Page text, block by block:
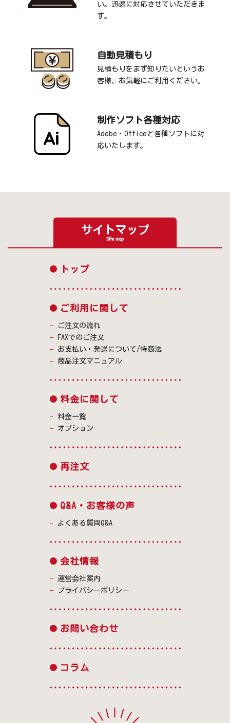
い。迅速に対応させていただきま
す。
自動見積もり
見積もりをまず知りたいというお
客様、お気軽にご利用ください。
制作ソフト各種対応
Adobe・Officeと各種ソフトに対
応いたします。
サイトマップ
Site map
トップ
ご利用に関して
ご注文の流れ
FAXでのご注文
お支払い・発送について/特商法
商品注文マニュアル
料金に関して
料金一覧
オプション
再注文
Q&A・お客様の声
よくある質問Q&A
会社情報
運営会社案内
プライバシーポリシー
お問い合わせ
コラム